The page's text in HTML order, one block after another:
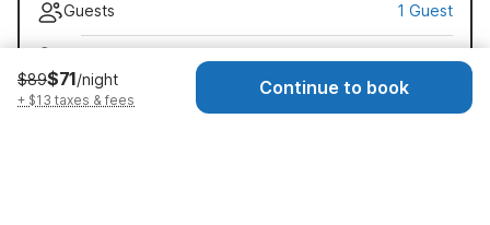
Guests 1 Guest
Early check-in · $20
Check-in as early as 10:00 AM
$89$71/night
+ $13 taxes & fees
Continue to book